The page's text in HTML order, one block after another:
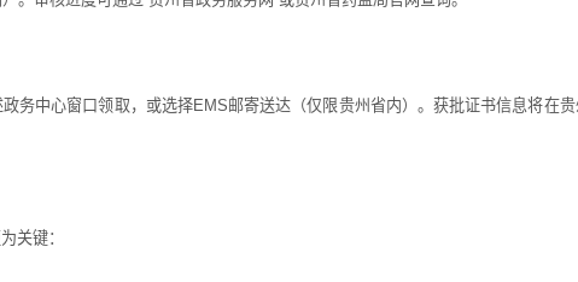
中心窗口领取，或选择EMS邮寄送达（仅限贵州省内）。获批证书信息将在贵
关键：